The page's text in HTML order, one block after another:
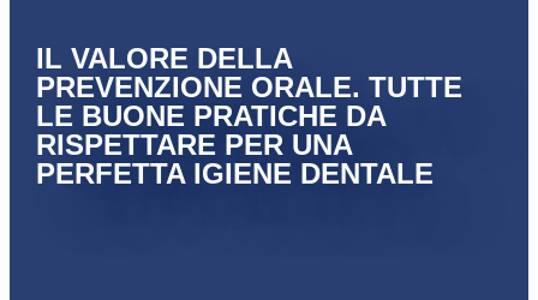
IL VALORE DELLA
PREVENZIONE ORALE. TUTTE
LE BUONE PRATICHE DA
RISPETTARE PER UNA
PERFETTA IGIENE DENTALE